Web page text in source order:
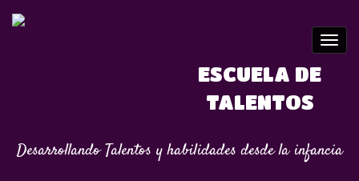
ESCUELA DE
TALENTOS
Desarrollando Talentos y habilidades desde la infancia